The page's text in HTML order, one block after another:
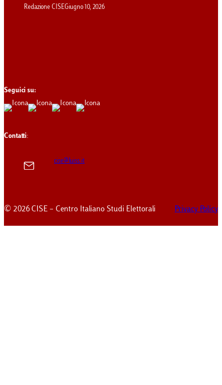
Redazione CISEGiugno 10, 2026
Seguici su:
Contatti:
cise@luiss.it
© 2026 CISE – Centro Italiano Studi Elettorali Privacy Policy